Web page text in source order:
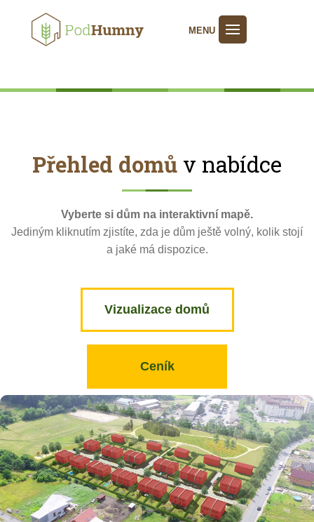
MENU
Přehled domů v nabídce
Vyberte si dům na interaktivní mapě.
Jediným kliknutím zjistíte, zda je dům ještě volný, kolik stojí
a jaké má dispozice.
Vizualizace domů
Ceník